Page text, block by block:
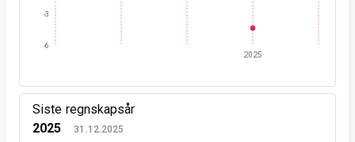
2025
-6
-3
Siste regnskapsår
2025
31.12.2025